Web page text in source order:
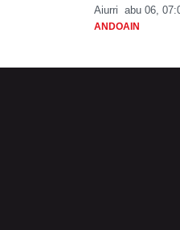
Aiurri abu 06,
ANDOAIN